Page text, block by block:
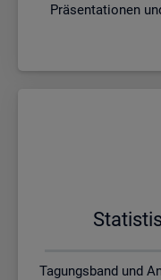
Präsentationen
Tagungsband und